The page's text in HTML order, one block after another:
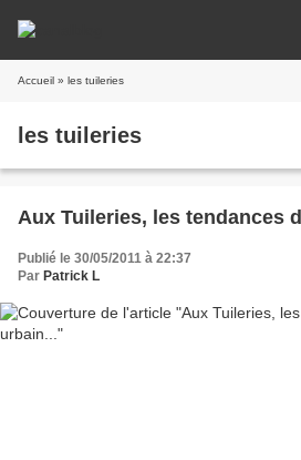
Accueil » les tuileries
les tuileries
Aux Tuileries, les tendances
Publié le 30/05/2011 à 22:37
Par Patrick L